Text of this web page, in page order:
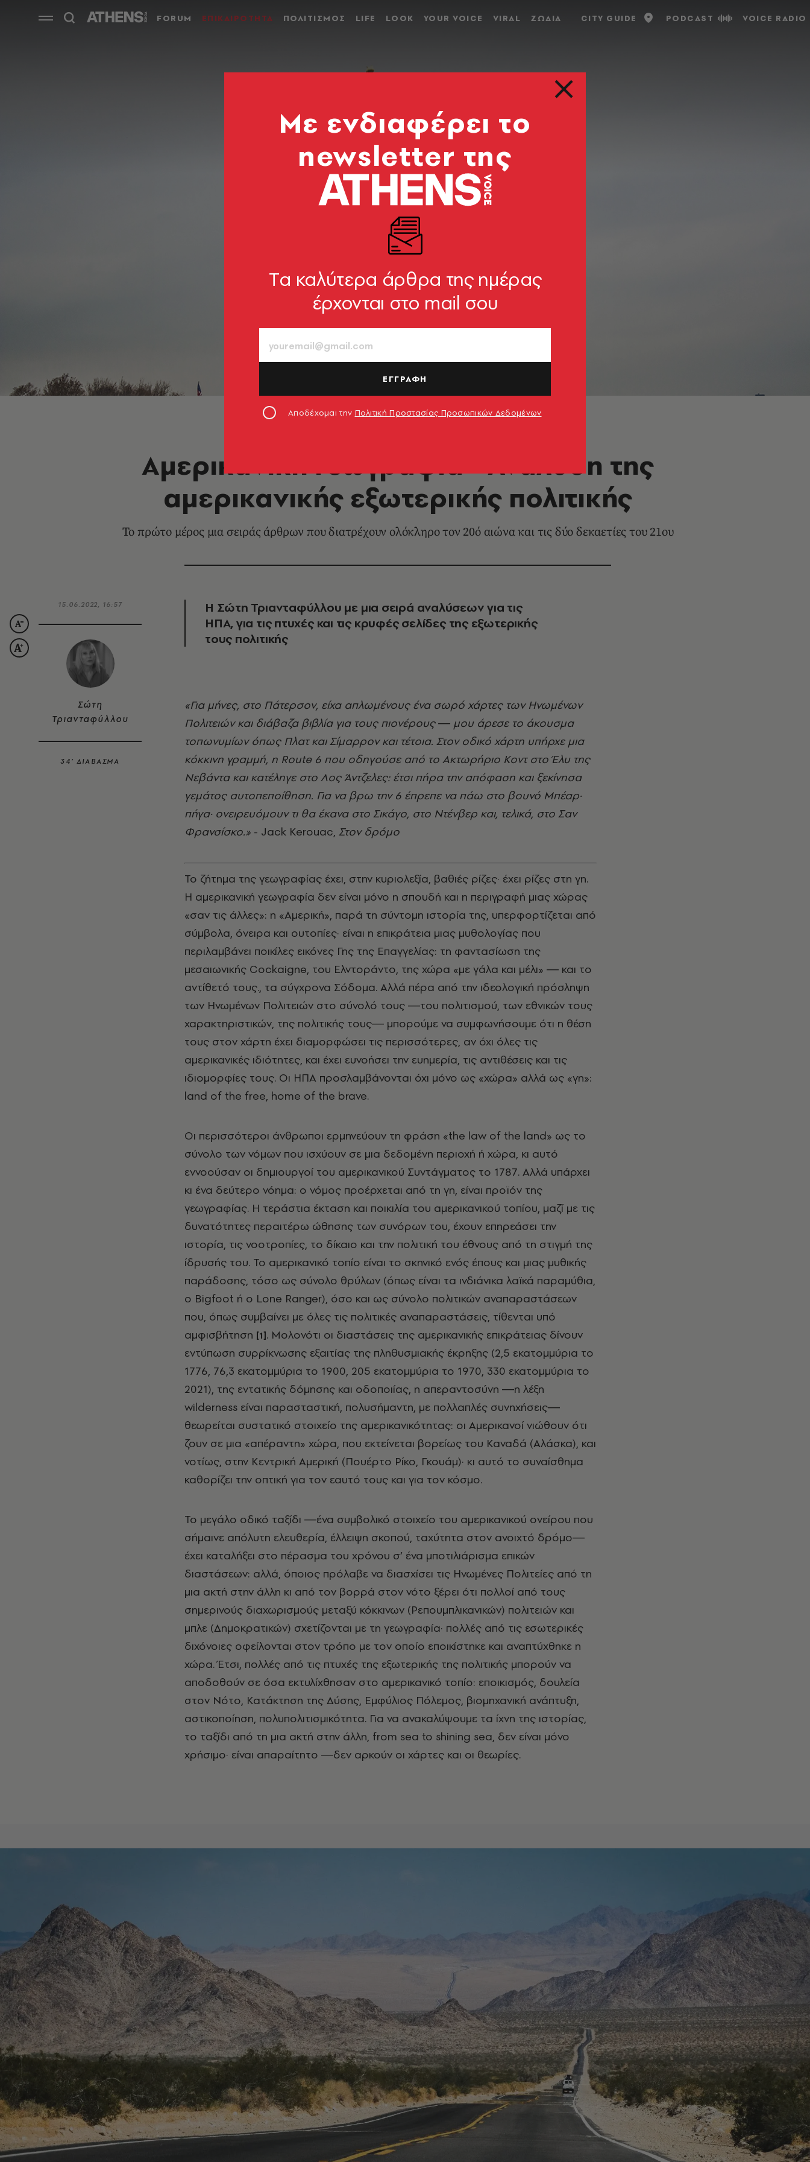
FORUM ΕΠΙΚΑΙΡΟΤΗΤΑ ΠΟΛΙΤΙΣΜΟΣ LIFE LOOK YOUR VOICE VIRAL ΖΩΔΙΑ CITY GUIDE PODCAST VOICE RADIO
Αμερικανική Γεωγραφία - Ανάλυση της
αμερικανικής εξωτερικής πολιτικής
Το πρώτο μέρος μια σειράς άρθρων που διατρέχουν ολόκληρο τον 20ό αιώνα και τις δύο δεκαετίες του 21ου
15.06.2022, 16:57
Σώτη
Τριανταφύλλου
34’ ΔΙΑΒΑΣΜΑ
Η Σώτη Τριανταφύλλου με μια σειρά αναλύσεων για τις
ΗΠΑ, για τις πτυχές και τις κρυφές σελίδες της εξωτερικής
τους πολιτικής
«Για μήνες, στο Πάτερσον, είχα απλωμένους ένα σωρό χάρτες των Ηνωμένων
Πολιτειών και διάβαζα βιβλία για τους πιονέρους ― μου άρεσε το άκουσμα
τοπωνυμίων όπως Πλατ και Σίμαρρον και τέτοια. Στον οδικό χάρτη υπήρχε μια
κόκκινη γραμμή, η Route 6 που οδηγούσε από το Ακτωρήριο Κοντ στο Έλυ της
Νεβάντα και κατέληγε στο Λος Άντζελες: έτσι πήρα την απόφαση και ξεκίνησα
γεμάτος αυτοπεποίθηση. Για να βρω την 6 έπρεπε να πάω στο βουνό Μπέαρ·
πήγα· ονειρευόμουν τι θα έκανα στο Σικάγο, στο Ντένβερ και, τελικά, στο Σαν
Φρανσίσκο.» - Jack Kerouac, Στον δρόμο
Το ζήτημα της γεωγραφίας έχει, στην κυριολεξία, βαθιές ρίζες· έχει ρίζες στη γη.
Η αμερικανική γεωγραφία δεν είναι μόνο η σπουδή και η περιγραφή μιας χώρας
«σαν τις άλλες»: η «Αμερική», παρά τη σύντομη ιστορία της, υπερφορτίζεται από
σύμβολα, όνειρα και ουτοπίες· είναι η επικράτεια μιας μυθολογίας που
περιλαμβάνει ποικίλες εικόνες Γης της Επαγγελίας: τη φαντασίωση της
μεσαιωνικής Cockaigne, του Ελντοράντο, της χώρα «με γάλα και μέλι» ― και το
αντίθετό τους., τα σύγχρονα Σόδομα. Αλλά πέρα από την ιδεολογική πρόσληψη
των Ηνωμένων Πολιτειών στο σύνολό τους ―του πολιτισμού, των εθνικών τους
χαρακτηριστικών, της πολιτικής τους― μπορούμε να συμφωνήσουμε ότι η θέση
τους στον χάρτη έχει διαμορφώσει τις περισσότερες, αν όχι όλες τις
αμερικανικές ιδιότητες, και έχει ευνοήσει την ευημερία, τις αντιθέσεις και τις
ιδιομορφίες τους. Οι ΗΠΑ προσλαμβάνονται όχι μόνο ως «χώρα» αλλά ως «γη»:
land of the free, home of the brave.
Οι περισσότεροι άνθρωποι ερμηνεύουν τη φράση «the law of the land» ως το
σύνολο των νόμων που ισχύουν σε μια δεδομένη περιοχή ή χώρα, κι αυτό
εννοούσαν οι δημιουργοί του αμερικανικού Συντάγματος το 1787. Αλλά υπάρχει
κι ένα δεύτερο νόημα: ο νόμος προέρχεται από τη γη, είναι προϊόν της
γεωγραφίας. Η τεράστια έκταση και ποικιλία του αμερικανικού τοπίου, μαζί με τις
δυνατότητες περαιτέρω ώθησης των συνόρων του, έχουν επηρεάσει την
ιστορία, τις νοοτροπίες, το δίκαιο και την πολιτική του έθνους από τη στιγμή της
ίδρυσής του. Το αμερικανικό τοπίο είναι το σκηνικό ενός έπους και μιας μυθικής
παράδοσης, τόσο ως σύνολο θρύλων (όπως είναι τα ινδιάνικα λαϊκά παραμύθια,
ο Bigfoot ή ο Lone Ranger), όσο και ως σύνολο πολιτικών αναπαραστάσεων
που, όπως συμβαίνει με όλες τις πολιτικές αναπαραστάσεις, τίθενται υπό
αμφισβήτηση [1]. Μολονότι οι διαστάσεις της αμερικανικής επικράτειας δίνουν
εντύπωση συρρίκνωσης εξαιτίας της πληθυσμιακής έκρηξης (2,5 εκατομμύρια το
1776, 76,3 εκατομμύρια το 1900, 205 εκατομμύρια το 1970, 330 εκατομμύρια το
2021), της εντατικής δόμησης και οδοποιίας, η απεραντοσύνη ―η λέξη
wilderness είναι παρασταστική, πολυσήμαντη, με πολλαπλές συνηχήσεις―
θεωρείται συστατικό στοιχείο της αμερικανικότητας: οι Αμερικανοί νιώθουν ότι
ζουν σε μια «απέραντη» χώρα, που εκτείνεται βορείως του Καναδά (Αλάσκα), και
νοτίως, στην Κεντρική Αμερική (Πουέρτο Ρίκο, Γκουάμ)· κι αυτό το συναίσθημα
καθορίζει την οπτική για τον εαυτό τους και για τον κόσμο.
Το μεγάλο οδικό ταξίδι ―ένα συμβολικό στοιχείο του αμερικανικού ονείρου που
σήμαινε απόλυτη ελευθερία, έλλειψη σκοπού, ταχύτητα στον ανοιχτό δρόμο―
έχει καταλήξει στο πέρασμα του χρόνου σ’ ένα μποτιλιάρισμα επικών
διαστάσεων: αλλά, όποιος πρόλαβε να διασχίσει τις Ηνωμένες Πολιτείες από τη
μια ακτή στην άλλη κι από τον βορρά στον νότο ξέρει ότι πολλοί από τους
σημερινούς διαχωρισμούς μεταξύ κόκκινων (Ρεπουμπλικανικών) πολιτειών και
μπλε (Δημοκρατικών) σχετίζονται με τη γεωγραφία· πολλές από τις εσωτερικές
διχόνοιες οφείλονται στον τρόπο με τον οποίο εποικίστηκε και αναπτύχθηκε η
χώρα. Έτσι, πολλές από τις πτυχές της εξωτερικής της πολιτικής μπορούν να
αποδοθούν σε όσα εκτυλίχθησαν στο αμερικανικό τοπίο: εποικισμός, δουλεία
στον Νότο, Κατάκτηση της Δύσης, Εμφύλιος Πόλεμος, βιομηχανική ανάπτυξη,
αστικοποίηση, πολυπολιτισμικότητα. Για να ανακαλύψουμε τα ίχνη της ιστορίας,
το ταξίδι από τη μια ακτή στην άλλη, from sea to shining sea, δεν είναι μόνο
χρήσιμο· είναι απαραίτητο ―δεν αρκούν οι χάρτες και οι θεωρίες.
Mε ενδιαφέρει το
newsletter της
Tα καλύτερα άρθρα της ημέρας
έρχονται στο mail σου
ΕΓΓΡΑΦΗ
Αποδέχομαι την Πολιτική Προστασίας Προσωπικών Δεδομένων